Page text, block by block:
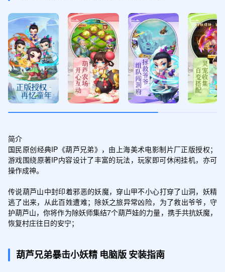
简介
国民原创经典IP《葫芦兄弟》，由上海美术电影制片厂正版授权；
游戏围绕原著IP内容设计了丰富的玩法，玩家即可休闲挂机，亦可
操作成神。
传说葫芦山中封印着邪恶的妖魔，穿山甲不小心打穿了山洞，妖精
逃了出来，从此百姓遭难；除妖之旅异常凶险，为了救出爷爷，守
护葫芦山，你将作为除妖师集结7个葫芦娃的力量，携手共抗妖魔，
恢复村庄往日的安宁；
葫芦兄弟暴击小妖精 电脑版 安装指南